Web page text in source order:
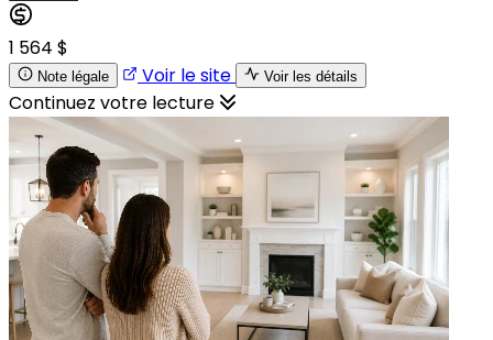
1 564 $
Note légale Voir le site Voir les détails
Continuez votre lecture